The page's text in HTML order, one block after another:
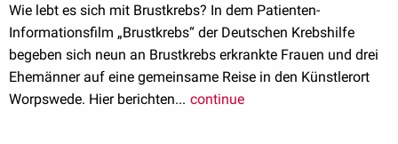
Wie lebt es sich mit Brustkrebs? In dem Patienten-
Informationsfilm „Brustkrebs“ der Deutschen Krebshilfe
begeben sich neun an Brustkrebs erkrankte Frauen und drei
Ehemänner auf eine gemeinsame Reise in den Künstlerort
Worpswede. Hier berichten... continue